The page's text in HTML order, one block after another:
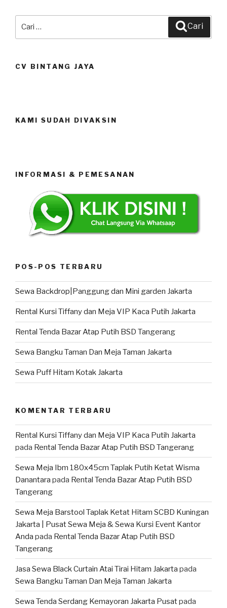
Cari
CV BINTANG JAYA
KAMI SUDAH DIVAKSIN
INFORMASI & PEMESANAN
POS-POS TERBARU
Sewa Backdrop|Panggung dan Mini garden Jakarta
Rental Kursi Tiffany dan Meja VIP Kaca Putih Jakarta
Rental Tenda Bazar Atap Putih BSD Tangerang
Sewa Bangku Taman Dan Meja Taman Jakarta
Sewa Puff Hitam Kotak Jakarta
KOMENTAR TERBARU
Rental Kursi Tiffany dan Meja VIP Kaca Putih Jakarta
pada Rental Tenda Bazar Atap Putih BSD Tangerang
Sewa Meja Ibm 180x45cm Taplak Putih Ketat Wisma
Danantara pada Rental Tenda Bazar Atap Putih BSD
Tangerang
Sewa Meja Barstool Taplak Ketat Hitam SCBD Kuningan
Jakarta | Pusat Sewa Meja & Sewa Kursi Event Kantor
Anda pada Rental Tenda Bazar Atap Putih BSD
Tangerang
Jasa Sewa Black Curtain Atai Tirai Hitam Jakarta pada
Sewa Bangku Taman Dan Meja Taman Jakarta
Sewa Tenda Serdang Kemayoran Jakarta Pusatpada